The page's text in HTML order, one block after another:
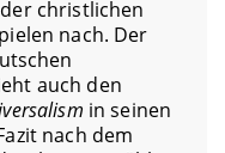
christlichen
nach. Der
auch den
in seinen
nach dem